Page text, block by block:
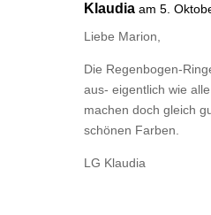
Klaudia am 5.
Liebe Marion,
Die Regenbogen-
aus- eigentlich wie
machen doch gleich
schönen Farben.
LG Klaudia